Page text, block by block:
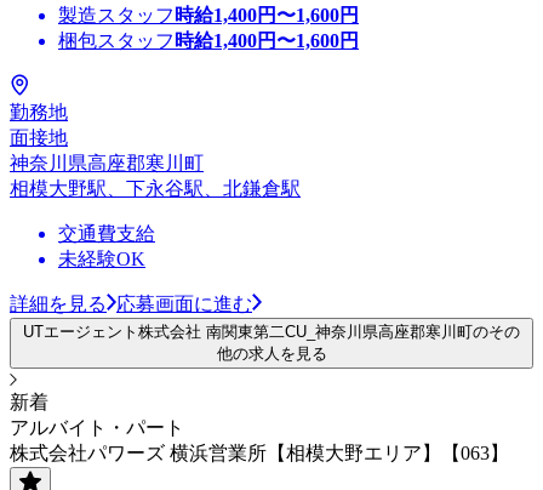
製造スタッフ 時給1,400円〜1,600円
梱包スタッフ 時給1,400円〜1,600円
勤務地
面接地
神奈川県高座郡寒川町
相模大野駅、下永谷駅、北鎌倉駅
交通費支給
未経験OK
詳細を見る 応募画面に進む
UTエージェント株式会社 南関東第二CU_神奈川県高座郡寒川町のその
他の求人を見る
新着
アルバイト・パート
株式会社パワーズ 横浜営業所【相模大野エリア】【063】